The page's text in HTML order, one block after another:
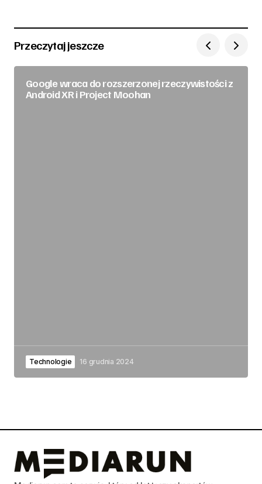
Przeczytaj jeszcze
Google wraca do rozszerzonej rzeczywistości z
Android XR i Project Moohan
Technologie 16 grudnia 2024